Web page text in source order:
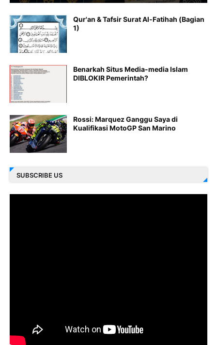
Qur'an & Tafsir Surat Al-Fatihah (Bagian
1)
Benarkah Situs Media-media Islam
DIBLOKIR Pemerintah?
Rossi: Marquez Ganggu Saya di
Kualifikasi MotoGP San Marino
SUBSCRIBE US